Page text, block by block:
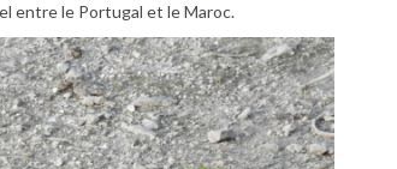
entre le Portugal et le Maroc.